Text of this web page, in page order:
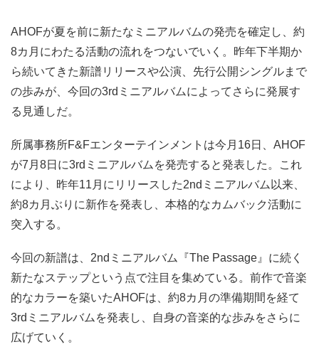
AHOFが夏を前に新たなミニアルバムの発売を確定し、約
8カ月にわたる活動の流れをつないでいく。昨年下半期か
ら続いてきた新譜リリースや公演、先行公開シングルまで
の歩みが、今回の3rdミニアルバムによってさらに発展す
る見通しだ。
所属事務所F&Fエンターテインメントは今月16日、AHOF
が7月8日に3rdミニアルバムを発売すると発表した。これ
により、昨年11月にリリースした2ndミニアルバム以来、
約8カ月ぶりに新作を発表し、本格的なカムバック活動に
突入する。
今回の新譜は、2ndミニアルバム『The Passage』に続く
新たなステップという点で注目を集めている。前作で音楽
的なカラーを築いたAHOFは、約8カ月の準備期間を経て
3rdミニアルバムを発表し、自身の音楽的な歩みをさらに
広げていく。